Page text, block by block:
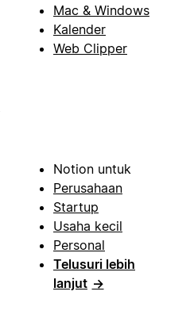
Mac & Windows
Kalender
Web Clipper
Notion untuk
Perusahaan
Startup
Usaha kecil
Personal
Telusuri lebih
lanjut →